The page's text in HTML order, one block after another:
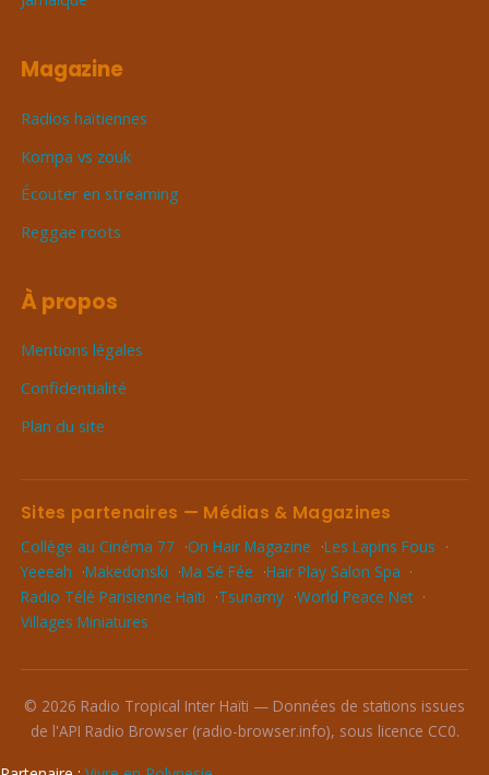
Magazine
Radios haïtiennes
Kompa vs zouk
Écouter en streaming
Reggae roots
À propos
Mentions légales
Confidentialité
Plan du site
Sites partenaires — Médias & Magazines
Collège au Cinéma 77 On Hair Magazine
Les Lapins Fous
Yeeeah
Makedonski Ma Sé Fée
Hair Play Salon Spa
Radio Télé Parisienne Haïti
Tsunamy
World Peace Net
Villages Miniatures
© 2026 Radio Tropical Inter Haïti — Données de stations issues
de l'API Radio Browser (radio-browser.info), sous licence CC0.